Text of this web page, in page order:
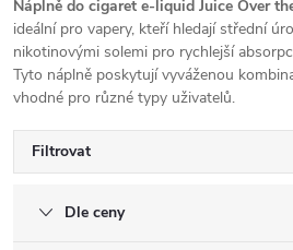
Náplně do cigaret e-liquid Juice Over
ideální pro vapery, kteří hledají střední
nikotinovými solemi pro rychlejší
Tyto náplně poskytují vyváženou
vhodné pro různé typy uživatelů.
Filtrovat
Dle ceny